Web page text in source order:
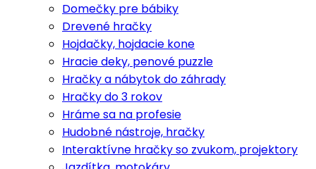
Domečky pre bábiky
Drevené hračky
Hojdačky, hojdacie kone
Hracie deky, penové puzzle
Hračky a nábytok do záhrady
Hračky do 3 rokov
Hráme sa na profesie
Hudobné nástroje, hračky
Interaktívne hračky so zvukom, projektory